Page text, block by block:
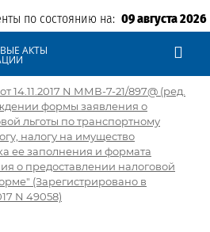
по состоянию на: 09 августа 2026
АКТЫ
14.11.2017 N ММВ-7-21/897@ (ред.
формы заявления о
льготы по транспортному
налогу на имущество
ее заполнения и формата
о предоставлении налоговой
(Зарегистрировано в
N 49058)